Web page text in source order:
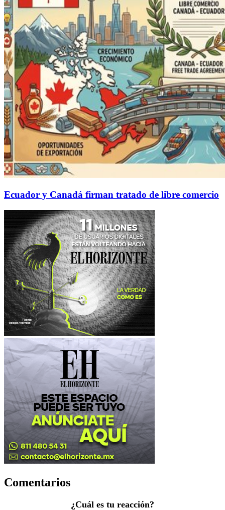
Ecuador y Canadá firman tratado de libre comercio
Comentarios